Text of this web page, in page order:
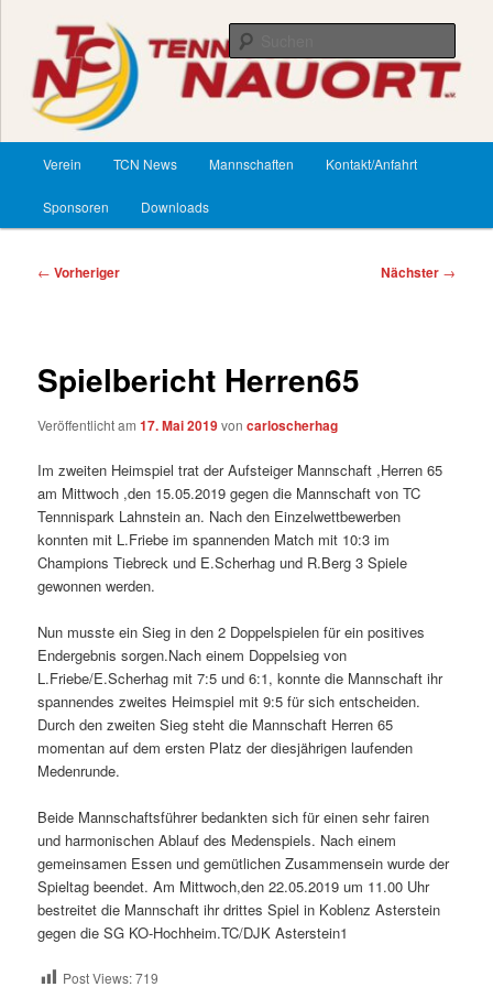
springenTennisClub Nauort
Verein TCN News Mannschaften Kontakt/Anfahrt
Sponsoren Downloads
Beitragsnavigation
← Vorheriger Nächster →
Spielbericht Herren65
Veröffentlicht am17. Mai 2019voncarloscherhag
Im zweiten Heimspiel trat der Aufsteiger Mannschaft ,Herren 65
am Mittwoch ,den 15.05.2019 gegen die Mannschaft von TC
Tennnispark Lahnstein an. Nach den Einzelwettbewerben
konnten mit L.Friebe im spannenden Match mit 10:3 im
Champions Tiebreck und E.Scherhag und R.Berg 3 Spiele
gewonnen werden.
Nun musste ein Sieg in den 2 Doppelspielen für ein positives
Endergebnis sorgen.Nach einem Doppelsieg von
L.Friebe/E.Scherhag mit 7:5 und 6:1, konnte die Mannschaft ihr
spannendes zweites Heimspiel mit 9:5 für sich entscheiden.
Durch den zweiten Sieg steht die Mannschaft Herren 65
momentan auf dem ersten Platz der diesjährigen laufenden
Medenrunde.
Beide Mannschaftsführer bedankten sich für einen sehr fairen
und harmonischen Ablauf des Medenspiels. Nach einem
gemeinsamen Essen und gemütlichen Zusammensein wurde der
Spieltag beendet. Am Mittwoch,den 22.05.2019 um 11.00 Uhr
bestreitet die Mannschaft ihr drittes Spiel in Koblenz Asterstein
gegen die SG KO-Hochheim.TC/DJK Asterstein1
Post Views:719